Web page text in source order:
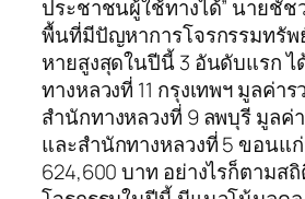
ประชาชนผู้ใช้ทางได้” นายชัช
พื้นที่มีปัญหาการโจรกรรมทรัพ
หายสูงสุดในปีนี้ 3 อันดับแรก ไ
ทางหลวงที่ 11 กรุงเทพฯ มูลค่า
สำนักทางหลวงที่ 9 ลพบุรี มูลค่
และสำนักทางหลวงที่ 5 ขอนแ
624,600 บาท อย่างไรก็ตามสถิ